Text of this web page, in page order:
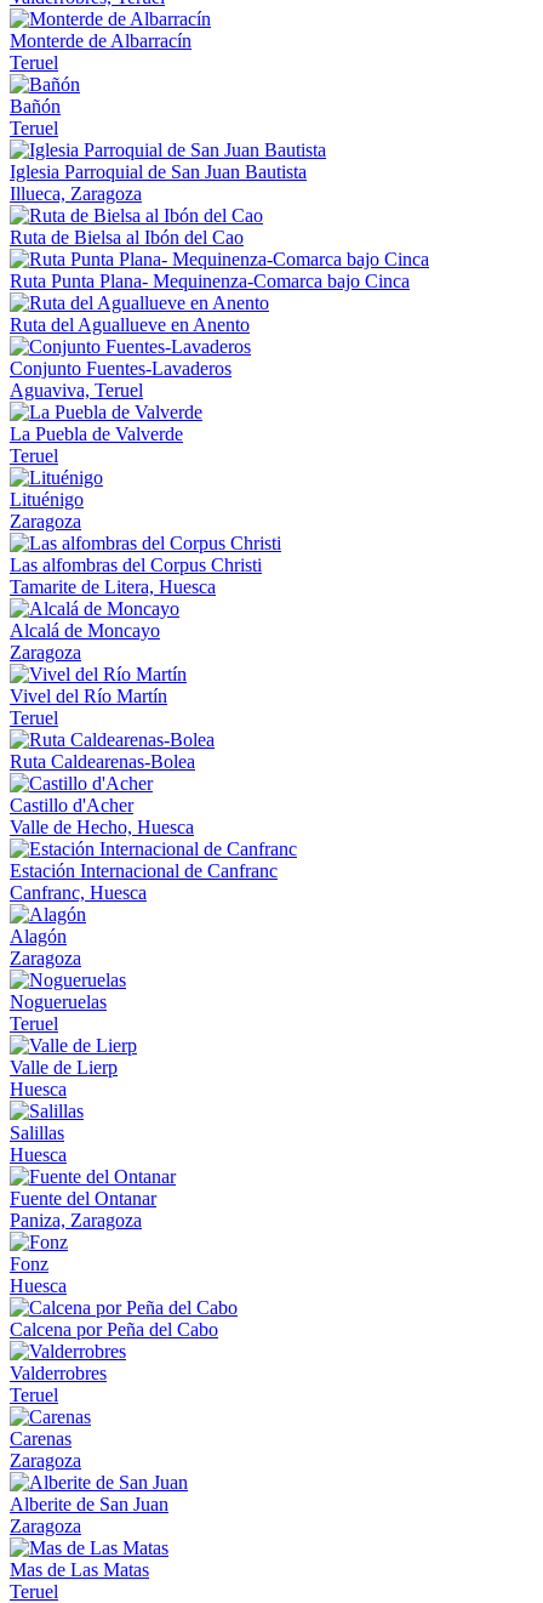
Monterde de Albarracín
Teruel
Bañón
Teruel
Iglesia Parroquial de San Juan Bautista
Illueca, Zaragoza
Ruta de Bielsa al Ibón del Cao
Ruta Punta Plana- Mequinenza-Comarca bajo Cinca
Ruta del Aguallueve en Anento
Conjunto Fuentes-Lavaderos
Aguaviva, Teruel
La Puebla de Valverde
Teruel
Lituénigo
Zaragoza
Las alfombras del Corpus Christi
Tamarite de Litera, Huesca
Alcalá de Moncayo
Zaragoza
Vivel del Río Martín
Teruel
Ruta Caldearenas-Bolea
Castillo d'Acher
Valle de Hecho, Huesca
Estación Internacional de Canfranc
Canfranc, Huesca
Alagón
Zaragoza
Nogueruelas
Teruel
Valle de Lierp
Huesca
Salillas
Huesca
Fuente del Ontanar
Paniza, Zaragoza
Fonz
Huesca
Calcena por Peña del Cabo
Valderrobres
Teruel
Carenas
Zaragoza
Alberite de San Juan
Zaragoza
Mas de Las Matas
Teruel